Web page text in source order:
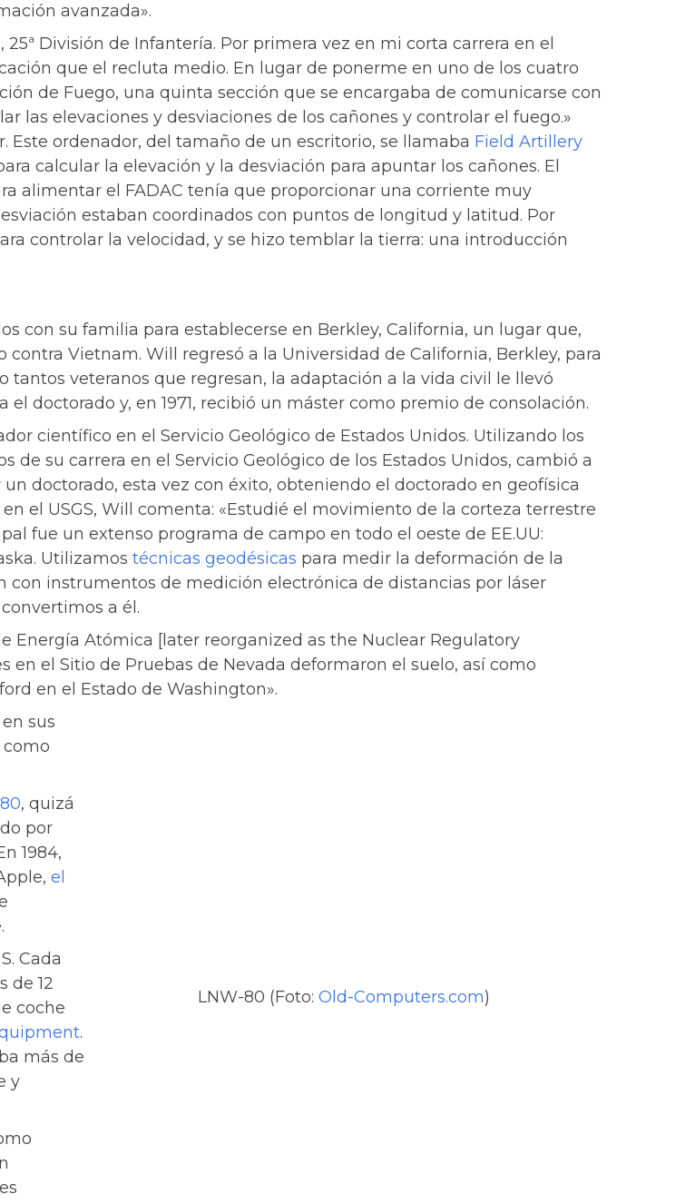
avanzada».
División de Infantería. Por primera vez en mi corta carrera en el
que el recluta medio. En lugar de ponerme en uno de los cuatro
de Fuego, una quinta sección que se encargaba de comunicarse con
las elevaciones y desviaciones de los cañones y controlar el fuego.»
ordenador, del tamaño de un escritorio, se llamaba Field Artillery
calcular la elevación y la desviación para apuntar los cañones. El
alimentar el FADAC tenía que proporcionar una corriente muy
estaban coordinados con puntos de longitud y latitud. Por
controlar la velocidad, y se hizo temblar la tierra: una introducción
con su familia para establecerse en Berkley, California, un lugar que,
Vietnam. Will regresó a la Universidad de California, Berkley, para
veteranos que regresan, la adaptación a la vida civil le llevó
doctorado y, en 1971, recibió un máster como premio de consolación.
científico en el Servicio Geológico de Estados Unidos. Utilizando los
de su carrera en el Servicio Geológico de los Estados Unidos, cambió a
doctorado, esta vez con éxito, obteniendo el doctorado en geofísica
el USGS, Will comenta: «Estudié el movimiento de la corteza terrestre
fue un extenso programa de campo en todo el oeste de EE.UU:
Utilizamos técnicas geodésicas para medir la deformación de la
con instrumentos de medición electrónica de distancias por láser
a él.
Energía Atómica [later reorganized as the Nuclear Regulatory
el Sitio de Pruebas de Nevada deformaron el suelo, así como
en el Estado de Washington».
sus
, quizá
por
1984,
el
Cada
de 12
coche
.
más de
y
LNW-80 (Foto: Old-Computers.com)